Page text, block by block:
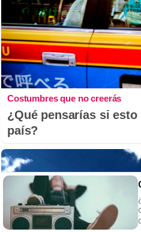
Costumbres que no creerás
¿Qué pensarías si
país?